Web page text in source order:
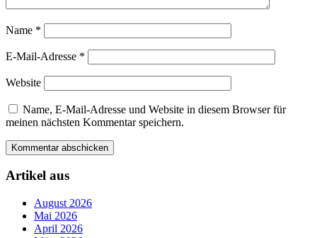
Name *
E-Mail-Adresse *
Website
Name, E-Mail-Adresse und Website in diesem Browser für
meinen nächsten Kommentar speichern.
Artikel aus
August 2026
Mai 2026
April 2026